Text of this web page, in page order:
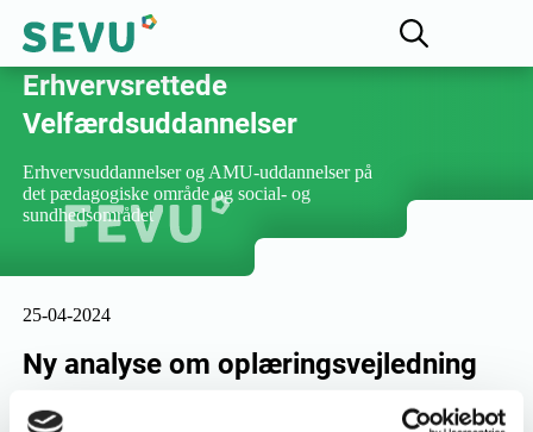
Fællesudvalget for
Erhvervsrettede
Velfærdsuddannelser
Erhvervsuddannelser og AMU-uddannelser på
det pædagogiske område og social- og
sundhedsområdet
25-04-2024
Ny analyse om oplæringsvejledning
FEVU lancerer en ny analyse - "Eftersyn af